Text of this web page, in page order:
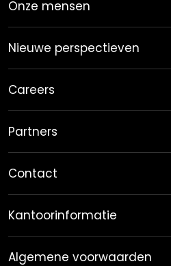
Onze mensen
Nieuwe perspectieven
Careers
Partners
Contact
Kantoorinformatie
Algemene voorwaarden